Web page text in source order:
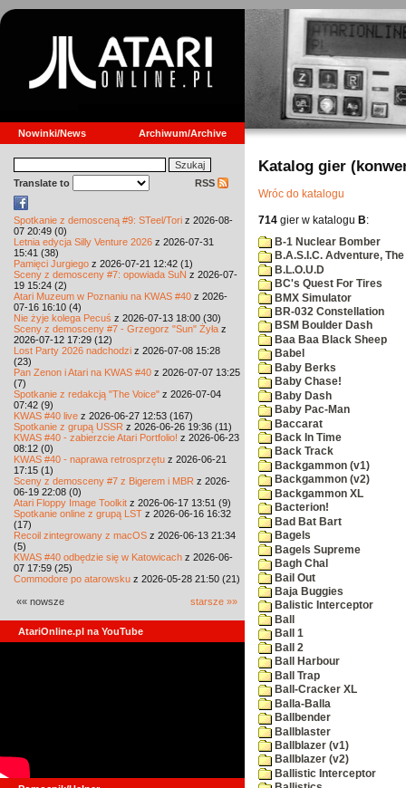
Nowinki/News Archiwum/Archive
Translate to RSS
Spotkanie z demosceną #9: STeel/Tori z 2026-08-
07 20:49 (0)
Letnia edycja Silly Venture 2026 z 2026-07-31
15:41 (38)
Pamięci Jurgiego z 2026-07-21 12:42 (1)
Sceny z demosceny #7: opowiada SuN z 2026-07-
19 15:24 (2)
Atari Muzeum w Poznaniu na KWAS #40 z 2026-
07-16 16:10 (4)
Nie żyje kolega Pecuś z 2026-07-13 18:00 (30)
Sceny z demosceny #7 - Grzegorz "Sun" Żyła z
2026-07-12 17:29 (12)
Lost Party 2026 nadchodzi z 2026-07-08 15:28
(23)
Pan Zenon i Atari na KWAS #40 z 2026-07-07 13:25
(7)
Spotkanie z redakcją "The Voice" z 2026-07-04
07:42 (9)
KWAS #40 live z 2026-06-27 12:53 (167)
Spotkanie z grupą USSR z 2026-06-26 19:36 (11)
KWAS #40 - zabierzcie Atari Portfolio! z 2026-06-23
08:12 (0)
KWAS #40 - naprawa retrosprzętu z 2026-06-21
17:15 (1)
Sceny z demosceny #7 z Bigerem i MBR z 2026-
06-19 22:08 (0)
Atari Floppy Image Toolkit z 2026-06-17 13:51 (9)
Spotkanie online z grupą LST z 2026-06-16 16:32
(17)
Recoil zintegrowany z macOS z 2026-06-13 21:34
(5)
KWAS #40 odbędzie się w Katowicach z 2026-06-
07 17:59 (25)
Commodore po atarowsku z 2026-05-28 21:50 (21)
«« nowsze starsze »»
AtariOnline.pl na YouTube
Katalog gier
Wróc do katalogu
714 gier w katalogu B:
B-1 Nuclear Bomber
B.A.S.I.C. Adventure, The
B.L.O.U.D
BC's Quest For Tires
BMX Simulator
BR-032 Constellation
BSM Boulder Dash
Baa Baa Black Sheep
Babel
Baby Berks
Baby Chase!
Baby Dash
Baby Pac-Man
Baccarat
Back In Time
Back Track
Backgammon (v1)
Backgammon (v2)
Backgammon XL
Bacterion!
Bad Bat Bart
Bagels
Bagels Supreme
Bagh Chal
Bail Out
Baja Buggies
Balistic Interceptor
Ball
Ball 1
Ball 2
Ball Harbour
Ball Trap
Ball-Cracker XL
Balla-Balla
Ballbender
Ballblaster
Ballblazer (v1)
Ballblazer (v2)
Ballistic Interceptor